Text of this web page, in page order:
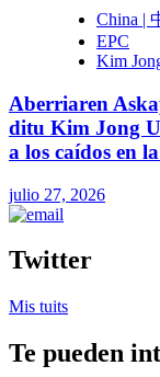
China |
EPC
Kim
Aberriaren
ditu Kim Jong
a los caídos en
julio 27, 2026
Twitter
Mis tuits
Te pueden